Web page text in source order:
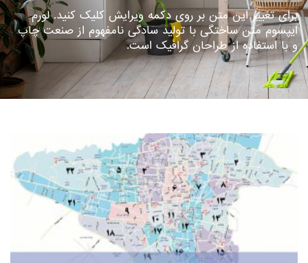
برای تغییر این متن بر روی دکمه ویرایش کلیک کنید. لورم
ایپسوم متن ساختگی با تولید سادگی نامفهوم از صنعت چاپ
و با استفاده از طراحان گرافیک است.